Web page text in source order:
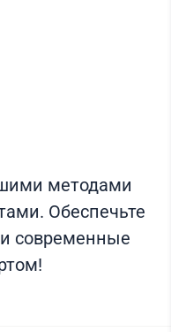
методами
Обеспечьте
современные